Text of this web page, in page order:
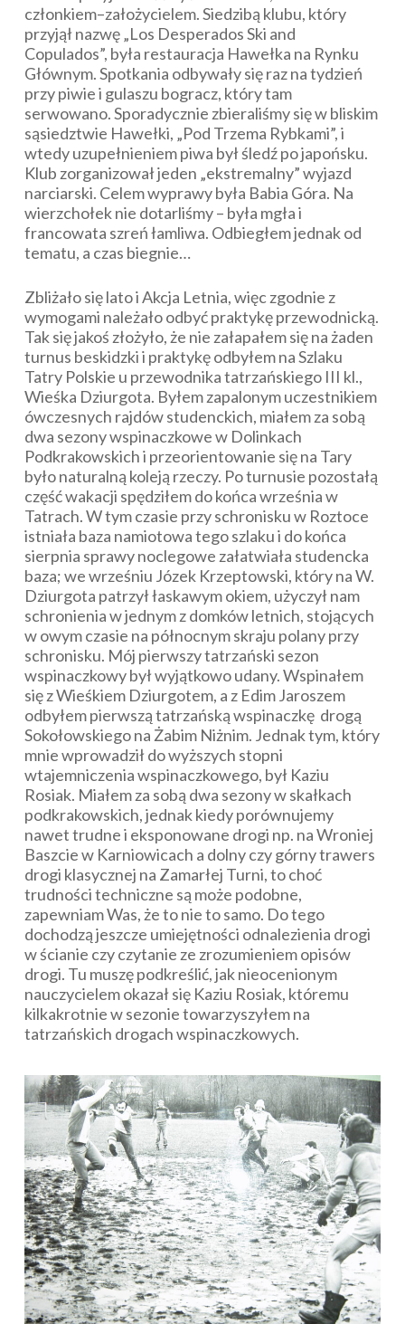
członkiem–założycielem. Siedzibą klubu, który
przyjął nazwę „Los Desperados Ski and
Copulados”, była restauracja Hawełka na Rynku
Głównym. Spotkania odbywały się raz na tydzień
przy piwie i gulaszu bogracz, który tam
serwowano. Sporadycznie zbieraliśmy się w bliskim
sąsiedztwie Hawełki, „Pod Trzema Rybkami”, i
wtedy uzupełnieniem piwa był śledź po japońsku.
Klub zorganizował jeden „ekstremalny” wyjazd
narciarski. Celem wyprawy była Babia Góra. Na
wierzchołek nie dotarliśmy – była mgła i
francowata szreń łamliwa. Odbiegłem jednak od
tematu, a czas biegnie…
Zbliżało się lato i Akcja Letnia, więc zgodnie z
wymogami należało odbyć praktykę przewodnicką.
Tak się jakoś złożyło, że nie załapałem się na żaden
turnus beskidzki i praktykę odbyłem na Szlaku
Tatry Polskie u przewodnika tatrzańskiego III kl.,
Wieśka Dziurgota. Byłem zapalonym uczestnikiem
ówczesnych rajdów studenckich, miałem za sobą
dwa sezony wspinaczkowe w Dolinkach
Podkrakowskich i przeorientowanie się na Tary
było naturalną koleją rzeczy. Po turnusie pozostałą
część wakacji spędziłem do końca września w
Tatrach. W tym czasie przy schronisku w Roztoce
istniała baza namiotowa tego szlaku i do końca
sierpnia sprawy noclegowe załatwiała studencka
baza; we wrześniu Józek Krzeptowski, który na W.
Dziurgota patrzył łaskawym okiem, użyczył nam
schronienia w jednym z domków letnich, stojących
w owym czasie na północnym skraju polany przy
schronisku. Mój pierwszy tatrzański sezon
wspinaczkowy był wyjątkowo udany. Wspinałem
się z Wieśkiem Dziurgotem, a z Edim Jaroszem
odbyłem pierwszą tatrzańską wspinaczkę drogą
Sokołowskiego na Żabim Niżnim. Jednak tym, który
mnie wprowadził do wyższych stopni
wtajemniczenia wspinaczkowego, był Kaziu
Rosiak. Miałem za sobą dwa sezony w skałkach
podkrakowskich, jednak kiedy porównujemy
nawet trudne i eksponowane drogi np. na Wroniej
Baszcie w Karniowicach a dolny czy górny trawers
drogi klasycznej na Zamarłej Turni, to choć
trudności techniczne są może podobne,
zapewniam Was, że to nie to samo. Do tego
dochodzą jeszcze umiejętności odnalezienia drogi
w ścianie czy czytanie ze zrozumieniem opisów
drogi. Tu muszę podkreślić, jak nieocenionym
nauczycielem okazał się Kaziu Rosiak, któremu
kilkakrotnie w sezonie towarzyszyłem na
tatrzańskich drogach wspinaczkowych.